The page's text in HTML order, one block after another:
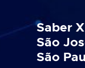
Saber X
São
São